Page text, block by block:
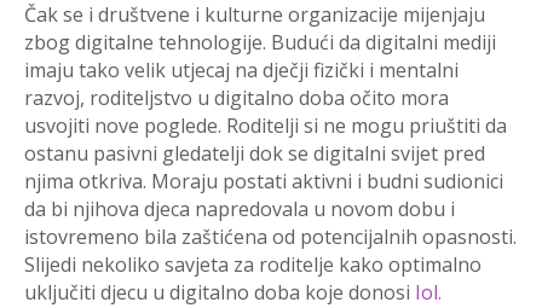
Čak se i društvene i kulturne organizacije mijenjaju
zbog digitalne tehnologije. Budući da digitalni mediji
imaju tako velik utjecaj na dječji fizički i mentalni
razvoj, roditeljstvo u digitalno doba očito mora
usvojiti nove poglede. Roditelji si ne mogu priuštiti da
ostanu pasivni gledatelji dok se digitalni svijet pred
njima otkriva. Moraju postati aktivni i budni sudionici
da bi njihova djeca napredovala u novom dobu i
istovremeno bila zaštićena od potencijalnih opasnosti.
Slijedi nekoliko savjeta za roditelje kako optimalno
uključiti djecu u digitalno doba koje donosi Iol.